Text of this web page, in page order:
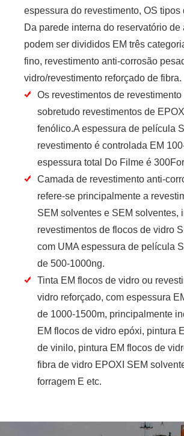
espessura do revestimento, OS tipos
Da parede interna do reservatório de
podem ser divididos EM três
fino, revestimento anti-corrosão
vidro/revestimento reforçado de fibra.
Os revestimentos de
sobretudo revestimentos de
fenólico.A espessura de película
revestimento é controlada EM
espessura total Do Filme é
Camada de revestimento anti-
refere-se principalmente a
SEM solventes e SEM solventes,
revestimentos de flocos de vidro
com UMA espessura de película
de 500-1000ng.
Tinta EM flocos de vidro ou
vidro reforçado, com espessura
de 1000-1500m, principalmente
EM flocos de vidro epóxi, pintura
de vinilo, pintura EM flocos de
fibra de vidro EPOXI SEM
forragem E etc.